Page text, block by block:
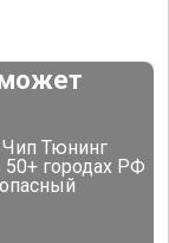
Тюнинг
городах РФ